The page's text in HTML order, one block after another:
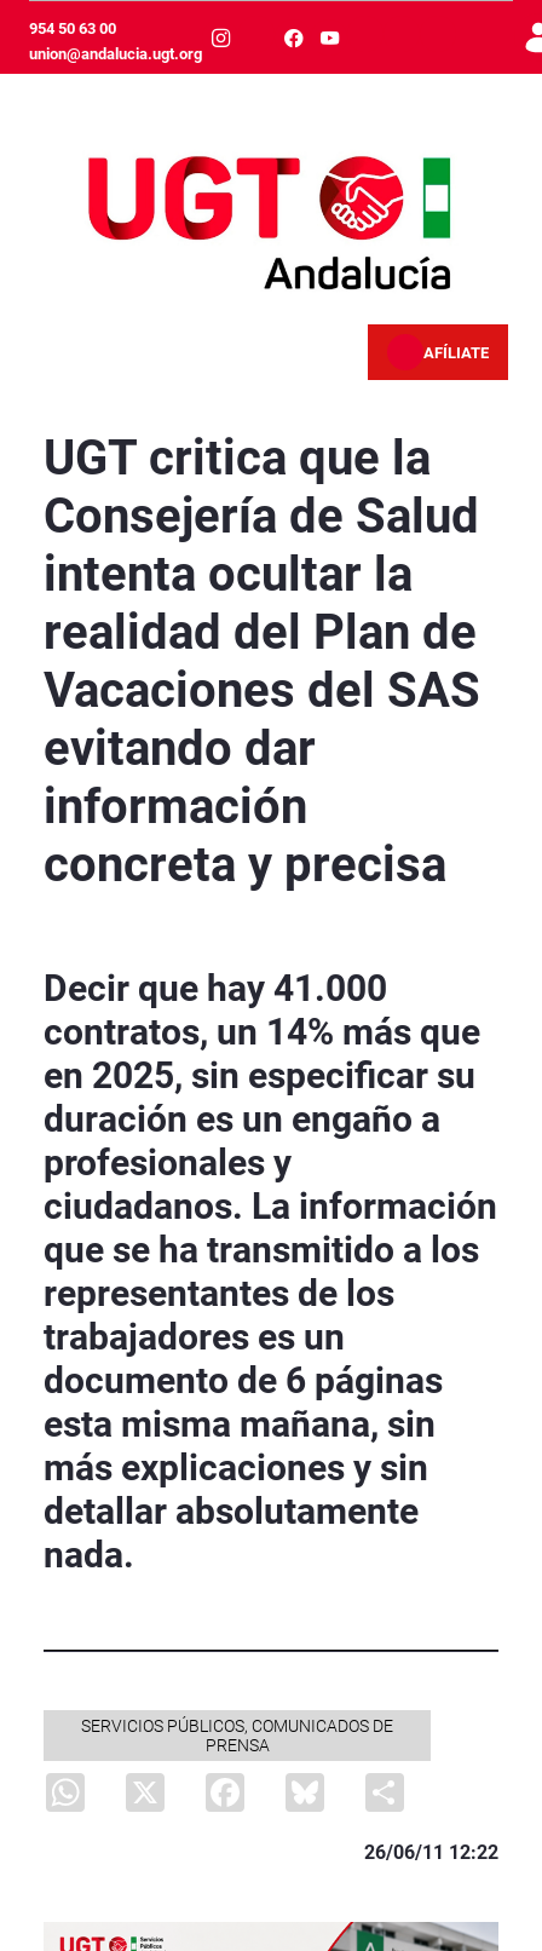
メインコンテンツにスキップ
954 50 63 00
union@andalucia.ugt.org
AFÍLIATE
UGT critica que la
Consejería de Salud
intenta ocultar la
realidad del Plan de
Vacaciones del SAS
evitando dar
información
concreta y precisa
Decir que hay 41.000
contratos, un 14% más que
en 2025, sin especificar su
duración es un engaño a
profesionales y
ciudadanos. La información
que se ha transmitido a los
representantes de los
trabajadores es un
documento de 6 páginas
esta misma mañana, sin
más explicaciones y sin
detallar absolutamente
nada.
SERVICIOS PÚBLICOS, COMUNICADOS DE
PRENSA
WhatsApp
X Facebook Bluesky
26/06/11 12:22